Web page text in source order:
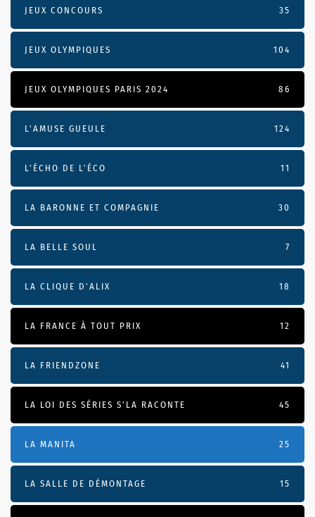
JEUX CONCOURS 35
JEUX OLYMPIQUES 104
JEUX OLYMPIQUES PARIS 2024 86
L'AMUSE GUEULE 124
L’ÉCHO DE L’ÉCO 11
LA BARONNE ET COMPAGNIE 30
LA BELLE SOUL 7
LA CLIQUE D'ALIX 18
LA FRANCE À TOUT PRIX 12
LA FRIENDZONE 41
LA LOI DES SÉRIES S'LA RACONTE 45
LA MANITA 25
LA SALLE DE DÉMONTAGE 15